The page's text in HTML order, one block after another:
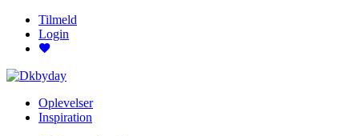
Tilmeld
Login
Oplevelser
Inspiration